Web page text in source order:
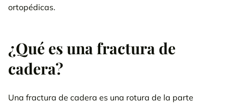
ortopédicas.
¿Qué es una fractura de
cadera?
Una fractura de cadera es una rotura de la parte